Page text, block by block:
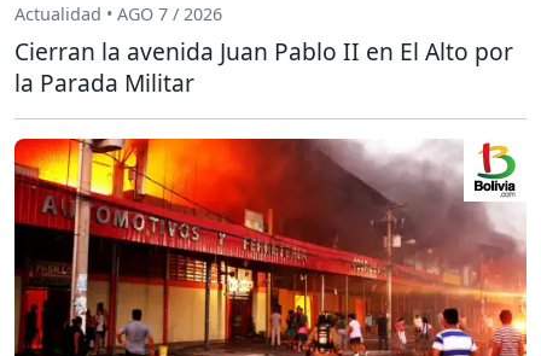
Actualidad • AGO 7 / 2026
Cierran la avenida Juan Pablo II en El Alto por
la Parada Militar